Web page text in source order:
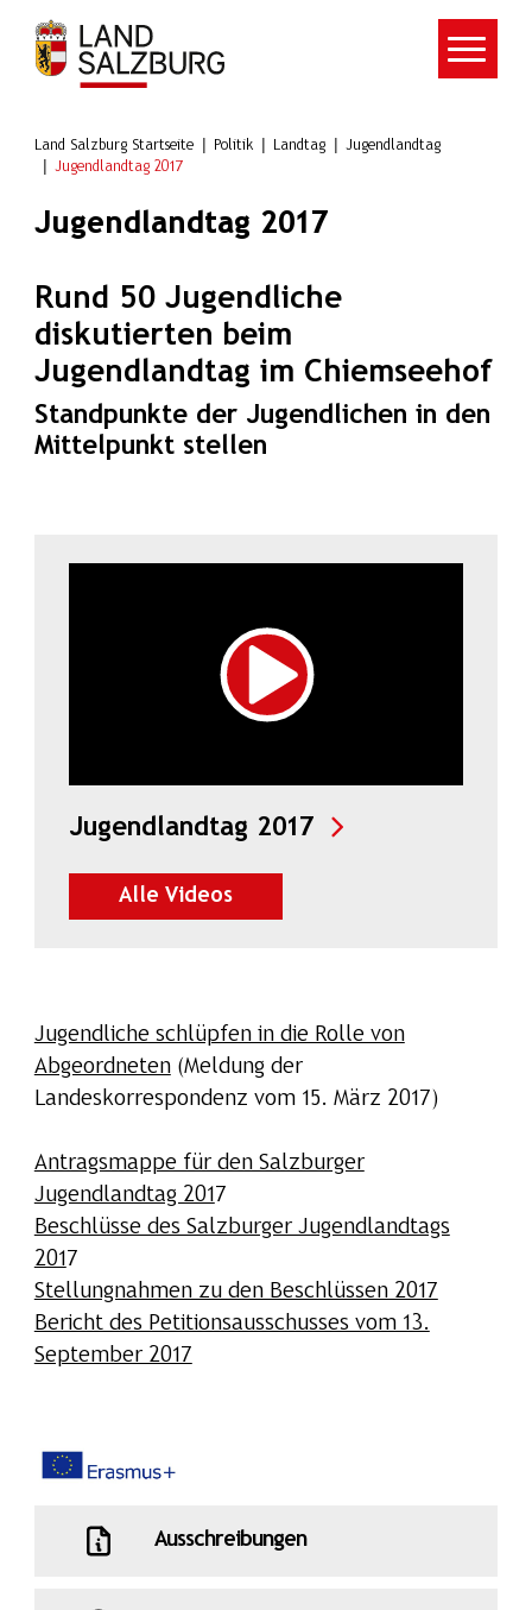
Zum Hauptinhalt springen
Land Salzburg Startseite Politik Landtag
Jugendlandtag
Jugendlandtag 2017
Jugendlandtag 2017
Rund 50 Jugendliche
diskutierten beim
Jugendlandtag im Chiemseehof
Standpunkte der Jugendlichen in den
Mittelpunkt stellen
Jugendlandtag 2017in neuem Tab
Alle Videosauf SalzburgON ansehen
Jugendliche schlüpfen in die Rolle von
Abgeordneten(Meldung der
Landeskorrespondenz vom 15. März 2017)
Antragsmappe für den Salzburger
Jugendlandtag 201 7
Beschlüsse des Salzburger Jugendlandtags
201 7
Stellungnahmen zu den Beschlüssen 2017
Bericht des Petitionsausschusses vom 13.
September 2017
Ausschreibungen